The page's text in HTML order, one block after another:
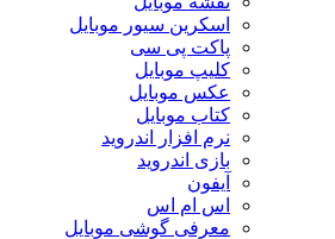
اسکرین سیور موبایل
پاکت پی سی
کلیپ موبایل
عکس موبایل
کتاب موبایل
نرم افزار اندروید
بازی اندروید
آیفون
اس ام اس
معرفی گوشی موبایل